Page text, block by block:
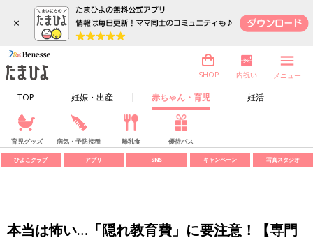
×
TOP 妊娠・出産 赤ちゃん・育児 妊活
SHOP 内祝い メニュー
育児グッズ 病気・予防接種 離乳食 優待パス
ひよこクラブ アプリ SNS キャンペーン 写真スタジオ
本当は怖い…「隠れ教育費」に要注意！【専門